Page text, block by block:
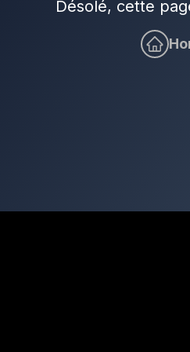
Désolé, cette